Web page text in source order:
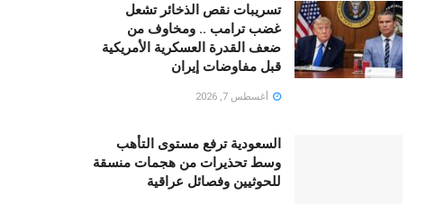
تسريبات نقص الذخائر تشعل
غضب ترامب .. ومخاوف من
ضعف القدرة العسكرية الأمريكية
قبل مفاوضات إيران
أغسطس 7, 2026
السعودية ترفع مستوى التأهب
وسط تحذيرات من هجمات منسقة
للحوثيين وفصائل عراقية